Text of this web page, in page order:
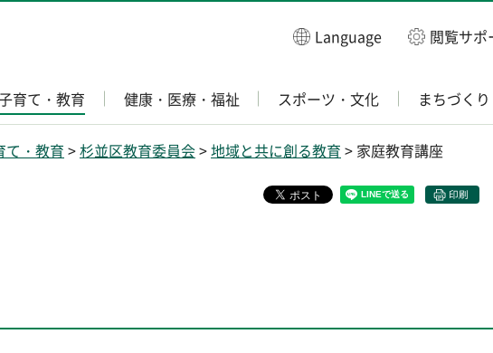
Language 閲覧サポ
育て・教育 健康・医療・福祉 スポーツ・文化 まちづく
て・教育 >杉並区教育委員会>地域と共に創る教育 > 家庭教育講座
印刷